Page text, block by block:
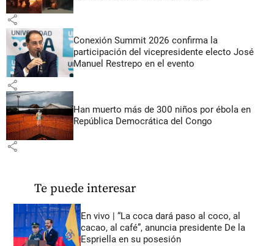
share
Conexión Summit 2026 confirma la
participación del vicepresidente electo José
Manuel Restrepo en el evento
share
Han muerto más de 300 niños por ébola en
República Democrática del Congo
share
Te puede interesar
En vivo | “La coca dará paso al coco, al
cacao, al café”, anuncia presidente De la
Espriella en su posesión